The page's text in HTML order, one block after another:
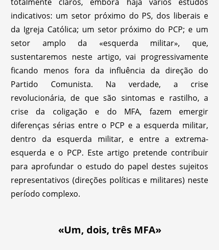
indicativos: um setor próximo do PS, dos liberais e
da Igreja Católica; um setor próximo do PCP; e um
setor amplo da «esquerda militar», que,
sustentaremos neste artigo, vai progressivamente
ficando menos fora da influência da direção do
Partido Comunista. Na verdade, a crise
revolucionária, de que são sintomas e rastilho, a
crise da coligação e do MFA, fazem emergir
diferenças sérias entre o PCP e a esquerda militar,
dentro da esquerda militar, e entre a extrema-
esquerda e o PCP. Este artigo pretende contribuir
para aprofundar o estudo do papel destes sujeitos
representativos (direções políticas e militares) neste
período complexo.
«Um, dois, três MFA»